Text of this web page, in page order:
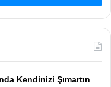
Kendinizi Şımartın